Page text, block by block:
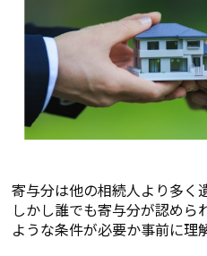
寄与分は他の相続人より多く
しかし誰でも寄与分が認めら
ような条件が必要か事前に理